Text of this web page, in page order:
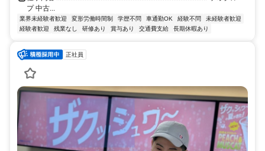
プ 中古...
業界未経験者歓迎 変形労働時間制 学歴不問 車通勤OK 経験不問
未経験者歓迎
経験者歓迎
残業なし 研修あり 賞与あり 交通費支給 長期休暇あり
正社員